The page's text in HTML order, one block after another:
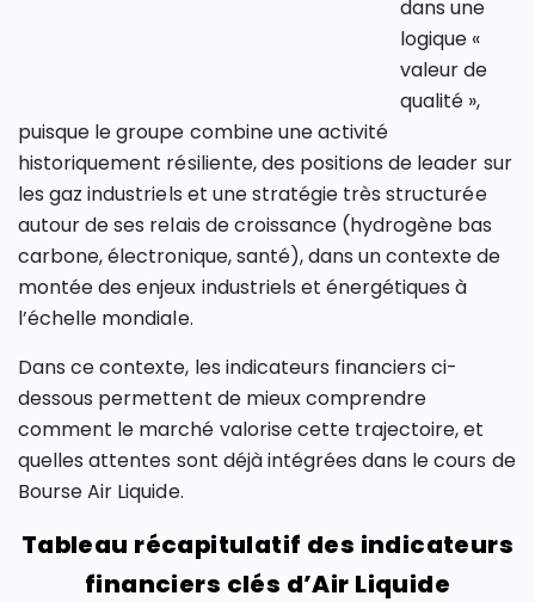
dans une
logique «
valeur de
qualité »,
puisque le groupe combine une activité
historiquement résiliente, des positions de leader sur
les gaz industriels et une stratégie très structurée
autour de ses relais de croissance (hydrogène bas
carbone, électronique, santé), dans un contexte de
montée des enjeux industriels et énergétiques à
l’échelle mondiale.
Dans ce contexte, les indicateurs financiers ci-
dessous permettent de mieux comprendre
comment le marché valorise cette trajectoire, et
quelles attentes sont déjà intégrées dans le cours de
Bourse Air Liquide.
Tableau récapitulatif des indicateurs
financiers clés d’Air Liquide